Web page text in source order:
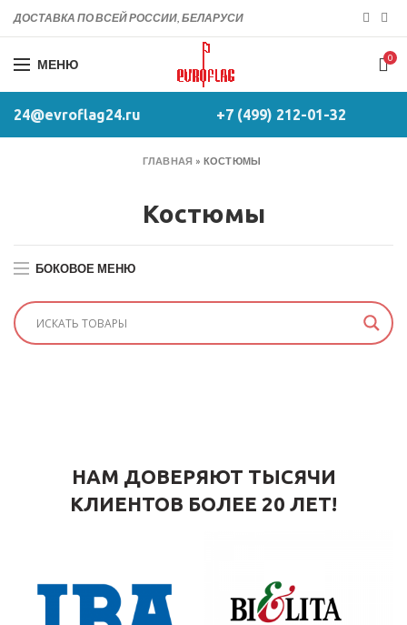
ДОСТАВКА ПО ВСЕЙ РОССИИ, БЕЛАРУСИ
МЕНЮ 0
24@evroflag24.ru +7 (499) 212-01-32
ГЛАВНАЯ » КОСТЮМЫ
Костюмы
БОКОВОЕ МЕНЮ
НАМ ДОВЕРЯЮТ ТЫСЯЧИ
КЛИЕНТОВ БОЛЕЕ 20 ЛЕТ!